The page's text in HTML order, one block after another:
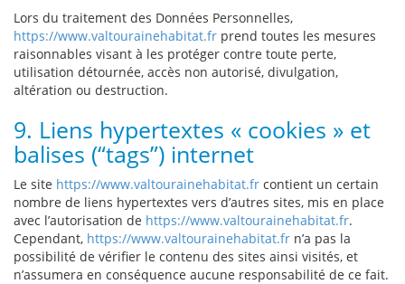
Lors du traitement des Données Personnelles,
https://www.valtourainehabitat.fr prend toutes les mesures
raisonnables visant à les protéger contre toute perte,
utilisation détournée, accès non autorisé, divulgation,
altération ou destruction.
9. Liens hypertextes « cookies » et
balises (“tags”) internet
Le site https://www.valtourainehabitat.fr contient un certain
nombre de liens hypertextes vers d’autres sites, mis en place
avec l’autorisation de https://www.valtourainehabitat.fr.
Cependant, https://www.valtourainehabitat.fr n’a pas la
possibilité de vérifier le contenu des sites ainsi visités, et
n’assumera en conséquence aucune responsabilité de ce fait.